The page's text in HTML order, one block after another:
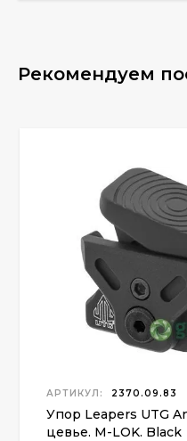
Рекомендуем
АРТИКУЛ: 2370.09.83
Упор Leapers UTG
цевье. M-LOK. Black